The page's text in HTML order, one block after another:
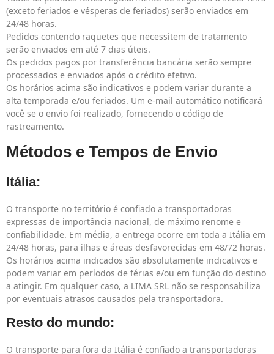
(exceto feriados e vésperas de feriados) serão enviados em
24/48 horas.
Pedidos contendo raquetes que necessitem de tratamento
serão enviados em até 7 dias úteis.
Os pedidos pagos por transferência bancária serão sempre
processados e enviados após o crédito efetivo.
Os horários acima são indicativos e podem variar durante a
alta temporada e/ou feriados. Um e-mail automático notificará
você se o envio foi realizado, fornecendo o código de
rastreamento.
Métodos e Tempos de Envio
Itália:
O transporte no território é confiado a transportadoras
expressas de importância nacional, de máximo renome e
confiabilidade. Em média, a entrega ocorre em toda a Itália em
24/48 horas, para ilhas e áreas desfavorecidas em 48/72 horas.
Os horários acima indicados são absolutamente indicativos e
podem variar em períodos de férias e/ou em função do destino
a atingir. Em qualquer caso, a LIMA SRL não se responsabiliza
por eventuais atrasos causados pela transportadora.
Resto do mundo:
O transporte para fora da Itália é confiado a transportadoras